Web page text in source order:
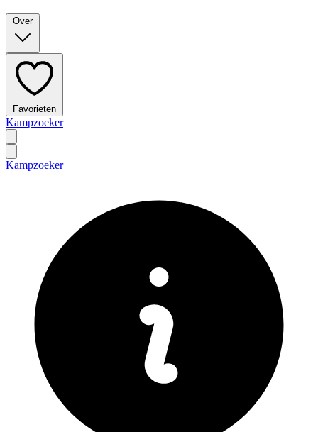
Over
Favorieten
Kampzoeker
Kampzoeker